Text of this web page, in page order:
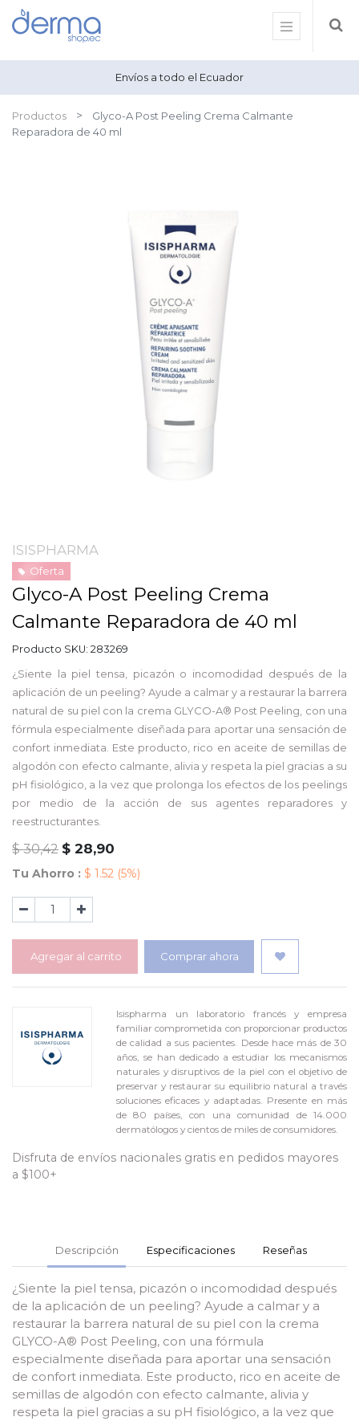
Envíos a todo el Ecuador
Productos
Glyco-A Post Peeling Crema Calmante
Reparadora de 40 ml
ISISPHARMA
Oferta
Glyco-A Post Peeling Crema
Calmante Reparadora de 40 ml
Producto SKU: 283269
¿Siente la piel tensa, picazón o incomodidad después de la
aplicación de un peeling? Ayude a calmar y a restaurar la barrera
natural de su piel con la crema GLYCO-A® Post Peeling, con una
fórmula especialmente diseñada para aportar una sensación de
confort inmediata. Este producto, rico en aceite de semillas de
algodón con efecto calmante, alivia y respeta la piel gracias a su
pH fisiológico, a la vez que prolonga los efectos de los peelings
por medio de la acción de sus agentes reparadores y
reestructurantes.
$30,42 $ 28,90
Tu Ahorro : $ 1.52 (5%)
Agregar al carrito Comprar ahora
Isispharma un laboratorio francés y empresa
familiar comprometida con proporcionar productos
de calidad a sus pacientes. Desde hace más de 30
años, se han dedicado a estudiar los mecanismos
naturales y disruptivos de la piel con el objetivo de
preservar y restaurar su equilibrio natural a través
soluciones eficaces y adaptadas. Presente en más
de 80 países, con una comunidad de 14.000
dermatólogos y cientos de miles de consumidores.
Disfruta de envíos nacionales gratis en pedidos mayores
a $100+
Descripción Especificaciones Reseñas
¿Siente la piel tensa, picazón o incomodidad después
de la aplicación de un peeling? Ayude a calmar y a
restaurar la barrera natural de su piel con la crema
GLYCO-A® Post Peeling, con una fórmula
especialmente diseñada para aportar una sensación
de confort inmediata. Este producto, rico en aceite de
semillas de algodón con efecto calmante, alivia y
respeta la piel gracias a su pH fisiológico, a la vez que